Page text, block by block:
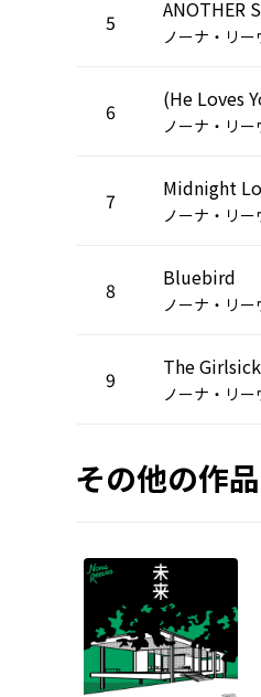
5 ANOTHER
ノーナ・リー
6 (He Loves
ノーナ・リー
7 Midnight
ノーナ・リー
8 Bluebird
ノーナ・リー
9 The Girlsick
ノーナ・リー
その他の作品